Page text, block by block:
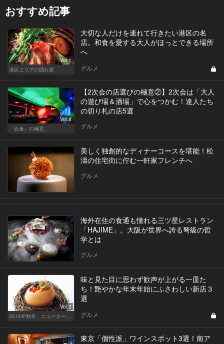
おすすめ記事
Vol.1
港区エリアの隠れ家
大切な人だけを連れて行きたい港区の名
店。和食を愛する大人がほっとできる場所
へ
グルメ
Vol.8
「会食」の極意。
【2次会の店選びの極意②】2次会は「大人
の遊び場＆酒場」で心をつかむ！達人たち
の切り札の店5選
グルメ
美しく独創的なディナーコースを堪能！松
濤の住宅街に佇む一軒家フレンチへ
グルメ
海外在住の食通も憧れる三ツ星レストラン
「HAJIME」。大阪が世界へ誇る弩級の哲
学とは
グルメ
Vol.2
2016年秋冬、ニューオープン総ざらい！
味と見た目に思わず歓声が上がる一皿た
ち！艶やかな年末年始にふさわしい新店３
選
グルメ
東京「個性派」ワインスポット3選！南ア